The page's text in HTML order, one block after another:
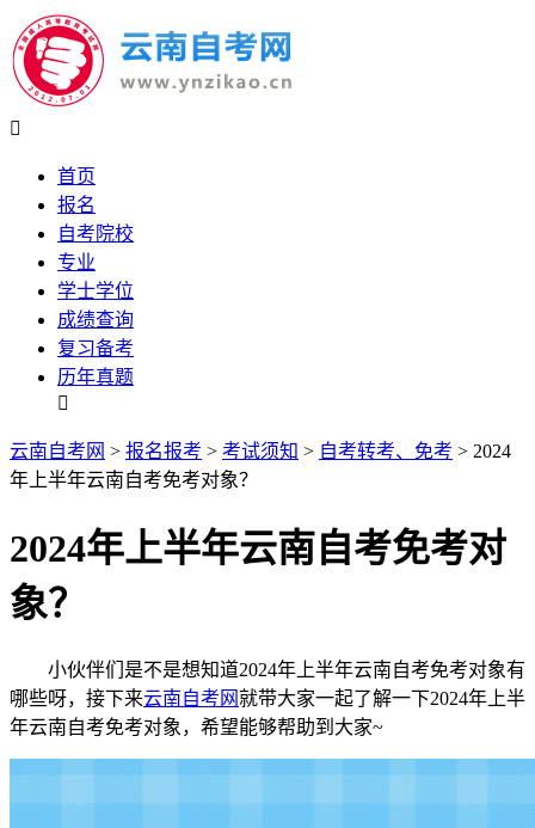

首页
报名
自考院校
专业
学士学位
成绩查询
复习备考
历年真题

云南自考网 > 报名报考 > 考试须知 > 自考转考、免考 > 2024
年上半年云南自考免考对象？
2024年上半年云南自考免考对
象？
小伙伴们是不是想知道2024年上半年云南自考免考对象有
哪些呀，接下来云南自考网就带大家一起了解一下2024年上半
年云南自考免考对象，希望能够帮助到大家~